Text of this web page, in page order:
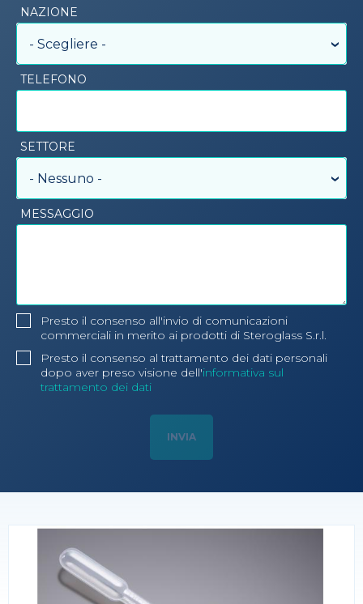
NAZIONE
- Scegliere -
TELEFONO
SETTORE
- Nessuno -
MESSAGGIO
Presto il consenso all'invio di comunicazioni
commerciali in merito ai prodotti di Steroglass S.r.l.
Presto il consenso al trattamento dei dati personali
dopo aver preso visione dell'informativa sul
trattamento dei dati